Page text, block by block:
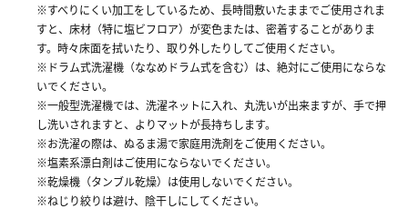
※すべりにくい加工をしているため、長時間敷いたままでご使用されま
すと、床材（特に塩ビフロア）が変色または、密着することがありま
す。時々床面を拭いたり、取り外したりしてご使用ください。
※ドラム式洗濯機（ななめドラム式を含む）は、絶対にご使用にならな
いでください。
※一般型洗濯機では、洗濯ネットに入れ、丸洗いが出来ますが、手で押
し洗いされますと、よりマットが長持ちします。
※お洗濯の際は、ぬるま湯で家庭用洗剤をご使用ください。
※塩素系漂白剤はご使用にならないでください。
※乾燥機（タンブル乾燥）は使用しないでください。
※ねじり絞りは避け、陰干しにしてください。